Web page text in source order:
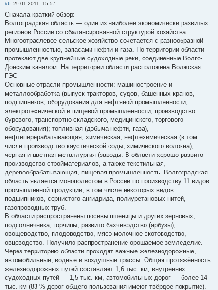
#6 29.01.2011, 15:57
Сначала краткий обзор:
Волгоградская область — один из наиболее экономически развитых
регионов России со сбалансированной структурой хозяйства.
Многоотраслевое сельское хозяйство сочетается с разнообразной
промышленностью, запасами нефти и газа. По территории области
протекают две крупнейшие судоходные реки, соединенные Волго-
Донским каналом. На территории области расположена Волжская
ГЭС.
Основные отрасли промышленности: машиностроение и
металлообработка (выпуск тракторов, судов, башенных кранов,
подшипников, оборудования для нефтяной промышленности,
электротехнической и пищевой промышленности; производство
бурового, транспортно-складского, медицинского, торгового
оборудования); топливная (добыча нефти, газа),
нефтеперерабатывающая, химическая, нефтехимическая (в том
числе производство каустической соды, химического волокна),
черная и цветная металлургия (заводы. В области хорошо развито
производство стройматериалов, а также текстильная,
деревообрабатывающая, пищевая промышленность. Волгоградская
область является монополистом в России по производству 11 видов
промышленной продукции, в том числе некоторых видов
подшипников, сернистого ангидрида, полиуретановых нитей,
газопроводных труб.
В области распространены посевы пшеницы и других зерновых,
подсолнечника, горчицы, развито бахчеводство (арбузы),
овощеводство, плодоводство, мясо-молочное скотоводство,
овцеводство. Получило распространение орошаемое земледелие.
Через территорию области проходят важные железнодорожные,
автомобильные, водные и воздушные трассы. Общая протяжённость
железнодорожных путей составляет 1,6 тыс. км, внутренних
судоходных путей — 1,5 тыс. км, автомобильных дорог — более 14
тыс. км (83 % дорог общего пользования имеют твёрдое покрытие).